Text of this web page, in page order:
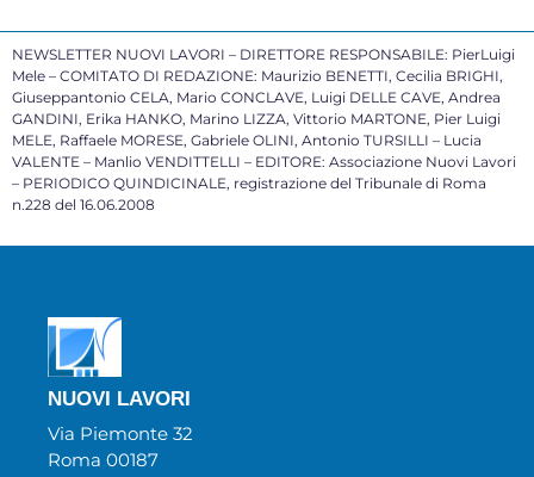
NEWSLETTER NUOVI LAVORI – DIRETTORE RESPONSABILE: PierLuigi
Mele – COMITATO DI REDAZIONE: Maurizio BENETTI, Cecilia BRIGHI,
Giuseppantonio CELA, Mario CONCLAVE, Luigi DELLE CAVE, Andrea
GANDINI, Erika HANKO, Marino LIZZA, Vittorio MARTONE, Pier Luigi
MELE, Raffaele MORESE, Gabriele OLINI, Antonio TURSILLI – Lucia
VALENTE – Manlio VENDITTELLI – EDITORE: Associazione Nuovi Lavori
– PERIODICO QUINDICINALE, registrazione del Tribunale di Roma
n.228 del 16.06.2008
NUOVI LAVORI
Via Piemonte 32
Roma 00187